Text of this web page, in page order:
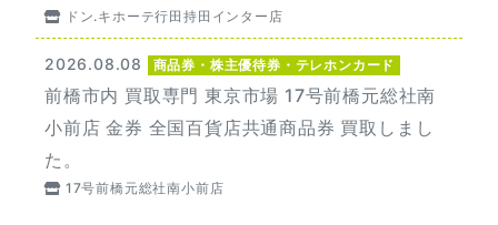
ドン.キホーテ行田持田インター店
2026.08.08 商品券・株主優待券・テレホンカード
前橋市内 買取専門 東京市場 17号前橋元総社南
小前店 金券 全国百貨店共通商品券 買取しまし
た。
17号前橋元総社南小前店